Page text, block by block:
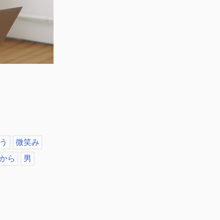
微笑み
ら
男